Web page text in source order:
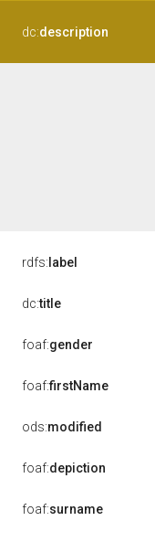
dc:description
rdfs: label
dc:title
foaf:gender
foaf:firstName
ods:modified
foaf:depiction
foaf:surname